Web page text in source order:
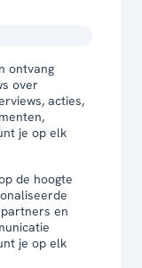
ontvang
over
acties,
je op elk
de hoogte
en
je op elk